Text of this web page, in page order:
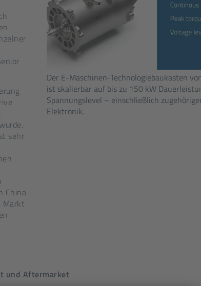
sehr
China
Markt
Der E-Maschinen-Technologiebaukasten
ist skalierbar auf bis zu 150 kW
Spannungslevel – einschließlich
Elektronik.
und Aftermarket